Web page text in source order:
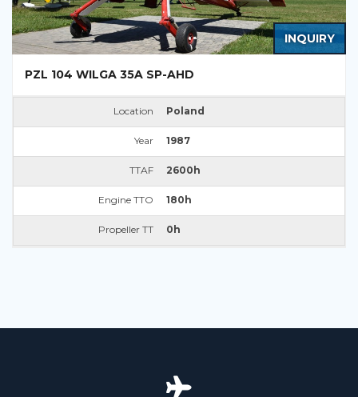
INQUIRY
PZL 104 WILGA 35A SP-AHD
Location Poland
Year 1987
TTAF 2600h
Engine TTO 180h
Propeller TT 0h